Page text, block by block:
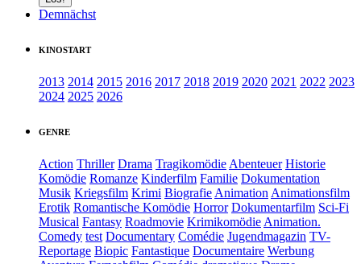
Demnächst
KINOSTART
2013 2014 2015 2016 2017 2018 2019 2020 2021 2022 2023
2024 2025 2026
GENRE
Action Thriller Drama Tragikomödie Abenteuer Historie
Komödie Romanze Kinderfilm Familie Dokumentation
Musik Kriegsfilm Krimi Biografie Animation Animationsfilm
Erotik Romantische Komödie Horror Dokumentarfilm Sci-Fi
Musical Fantasy Roadmovie Krimikomödie Animation.
Comedy test Documentary Comédie Jugendmagazin TV-
Reportage Biopic Fantastique Documentaire Werbung